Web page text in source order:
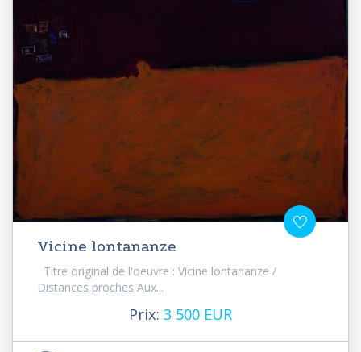
Vicine lontananze
Titre original de l'oeuvre : Vicine lontananze /
Distances proches Aux...
Prix: 3 500 EUR